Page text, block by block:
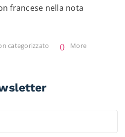
francese nella nota
categorizzato More